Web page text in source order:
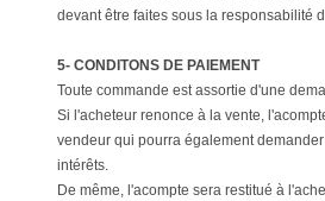
devant être faites sous la responsabilité
5- CONDITONS DE PAIEMENT
Toute commande est assortie d'une
Si l'acheteur renonce à la vente,
vendeur qui pourra également
intérêts.
De même, l'acompte sera restitué à